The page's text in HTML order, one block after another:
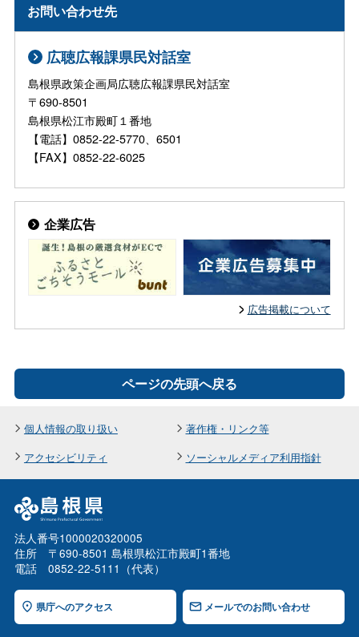
お問い合わせ先
広聴広報課県民対話室
島根県政策企画局広聴広報課県民対話室
〒690-8501
島根県松江市殿町１番地
【電話】0852-22-5770、6501
【FAX】0852-22-6025
企業広告
広告掲載について
ページの先頭へ戻る
個人情報の取り扱い
著作権・リンク等
アクセシビリティ
ソーシャルメディア利用指針
法人番号1000020320005
住所 〒690-8501 島根県松江市殿町1番地
電話 0852-22-5111（代表）
県庁へのアクセス メールでのお問い合わせ